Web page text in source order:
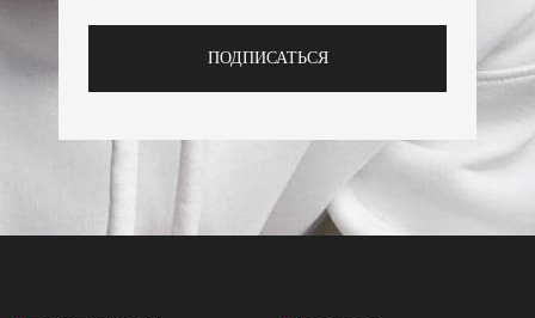
ПОДПИСАТЬСЯ